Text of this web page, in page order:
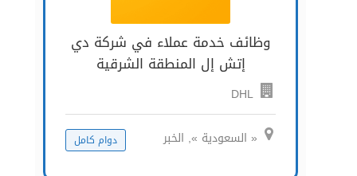
وظائف خدمة عملاء في شركة دي
إتش إل المنطقة الشرقية
DHL
« السعودية », الخبر دوام كامل